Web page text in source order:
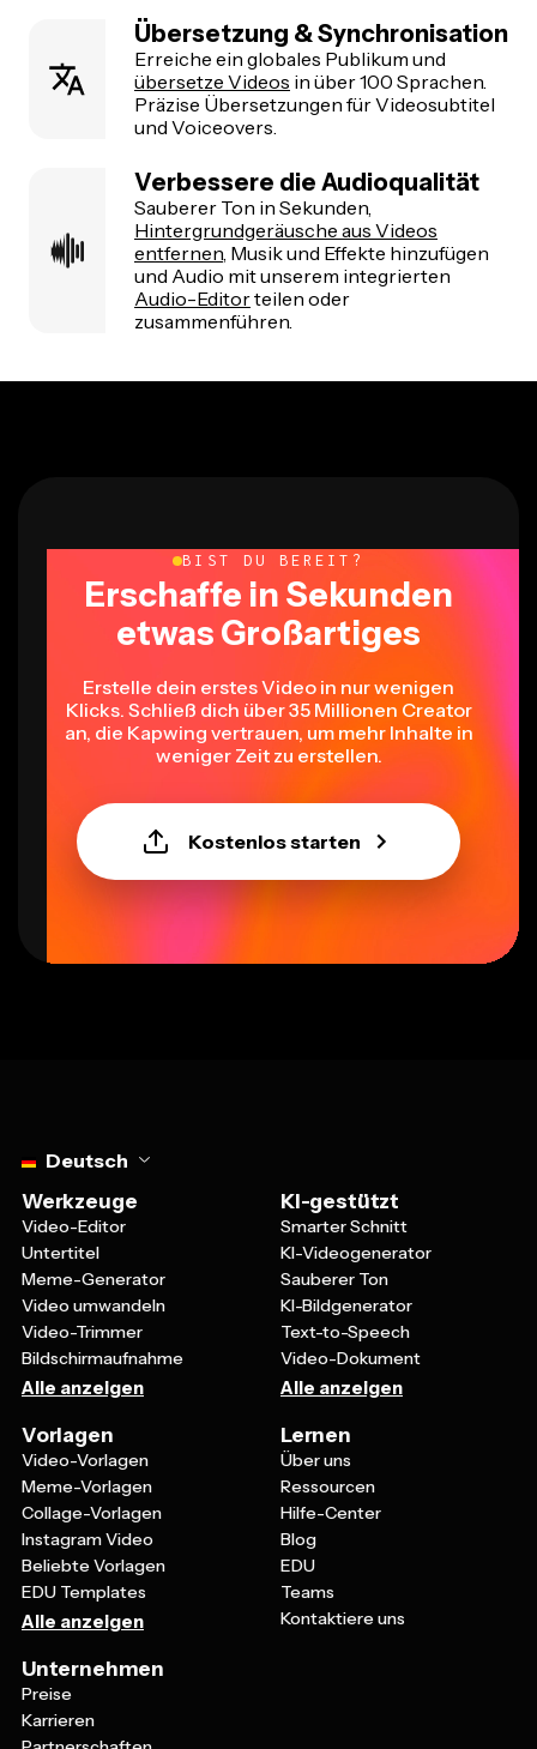
Übersetzung & Synchronisation
Erreiche ein globales Publikum und
übersetze Videos in über 100 Sprachen.
Präzise Übersetzungen für Videosubtitel
und Voiceovers.
Verbessere die Audioqualität
Sauberer Ton in Sekunden,
Hintergrundgeräusche aus Videos
entfernen , Musik und Effekte hinzufügen
und Audio mit unserem integrierten
Audio-Editorteilen oder
zusammenführen.
BIST DU BEREIT?
Erschaffe in Sekunden
etwas Großartiges
Erstelle dein erstes Video in nur wenigen
Klicks. Schließ dich über 35 Millionen Creator
an, die Kapwing vertrauen, um mehr Inhalte in
weniger Zeit zu erstellen.
Kostenlos starten
Deutsch
Werkzeuge
Video-Editor
Untertitel
Meme-Generator
Video umwandeln
Video-Trimmer
Bildschirmaufnahme
Alle anzeigen
KI-gestützt
Smarter Schnitt
KI-Videogenerator
Sauberer Ton
KI-Bildgenerator
Text-to-Speech
Video-Dokument
Alle anzeigen
Vorlagen
Video-Vorlagen
Meme-Vorlagen
Collage-Vorlagen
Instagram Video
Beliebte Vorlagen
EDU Templates
Alle anzeigen
Lernen
Über uns
Ressourcen
Hilfe-Center
Blog
EDU
Teams
Kontaktiere uns
Unternehmen
Preise
Karrieren